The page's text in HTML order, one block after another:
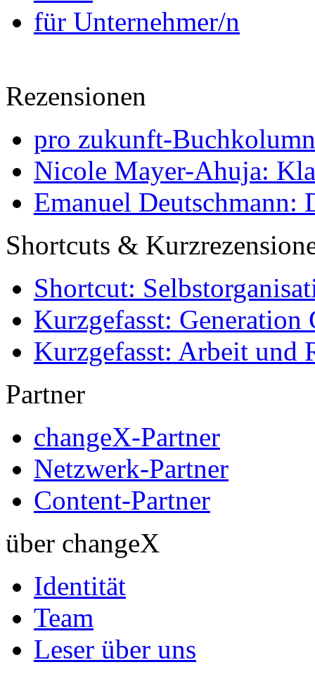
für Unternehmer/n
Rezensionen
pro zukunft-
Nicole Mayer-Ahuja:
Emanuel Deutschmann:
Shortcuts &
Shortcut:
Kurzgefasst: Generation
Kurzgefasst: Arbeit und
Partner
changeX-Partner
Netzwerk-Partner
Content-Partner
über changeX
Identität
Team
Leser über uns